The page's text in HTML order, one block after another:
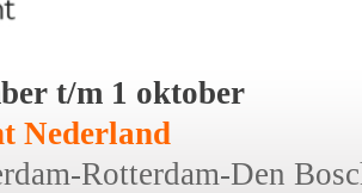
t/m 1 oktober
Nederland
Rotterdam-Den